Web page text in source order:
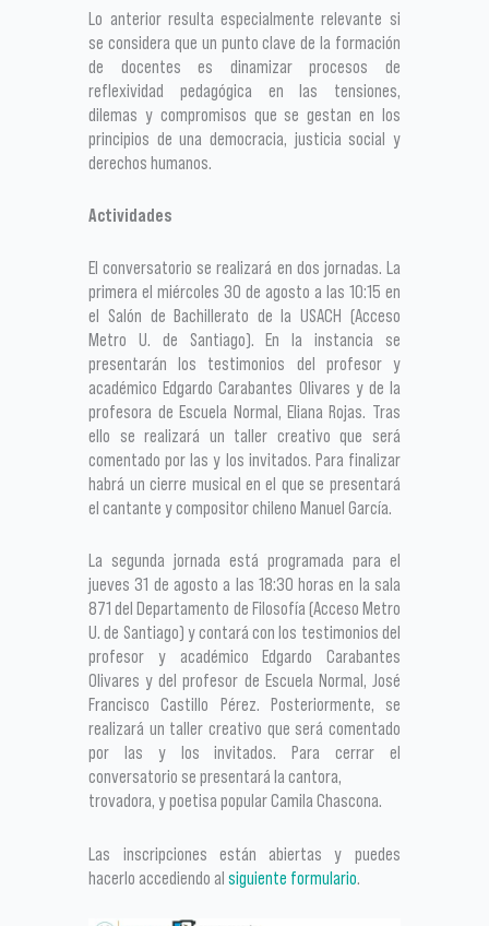
Lo anterior resulta especialmente relevante si
se considera que un punto clave de la formación
de docentes es dinamizar procesos de
reflexividad pedagógica en las tensiones,
dilemas y compromisos que se gestan en los
principios de una democracia, justicia social y
derechos humanos.
Actividades
El conversatorio se realizará en dos jornadas. La
primera el miércoles 30 de agosto a las 10:15 en
el Salón de Bachillerato de la USACH (Acceso
Metro U. de Santiago). En la instancia se
presentarán los testimonios del profesor y
académico Edgardo Carabantes Olivares y de la
profesora de Escuela Normal, Eliana Rojas. Tras
ello se realizará un taller creativo que será
comentado por las y los invitados. Para finalizar
habrá un cierre musical en el que se presentará
el cantante y compositor chileno Manuel García.
La segunda jornada está programada para el
jueves 31 de agosto a las 18:30 horas en la sala
871 del Departamento de Filosofía (Acceso Metro
U. de Santiago) y contará con los testimonios del
profesor y académico Edgardo Carabantes
Olivares y del profesor de Escuela Normal, José
Francisco Castillo Pérez. Posteriormente, se
realizará un taller creativo que será comentado
por las y los invitados. Para cerrar el
conversatorio se presentará la cantora,
trovadora, y poetisa popular Camila Chascona.
Las inscripciones están abiertas y puedes
hacerlo accediendo alsiguiente formulario